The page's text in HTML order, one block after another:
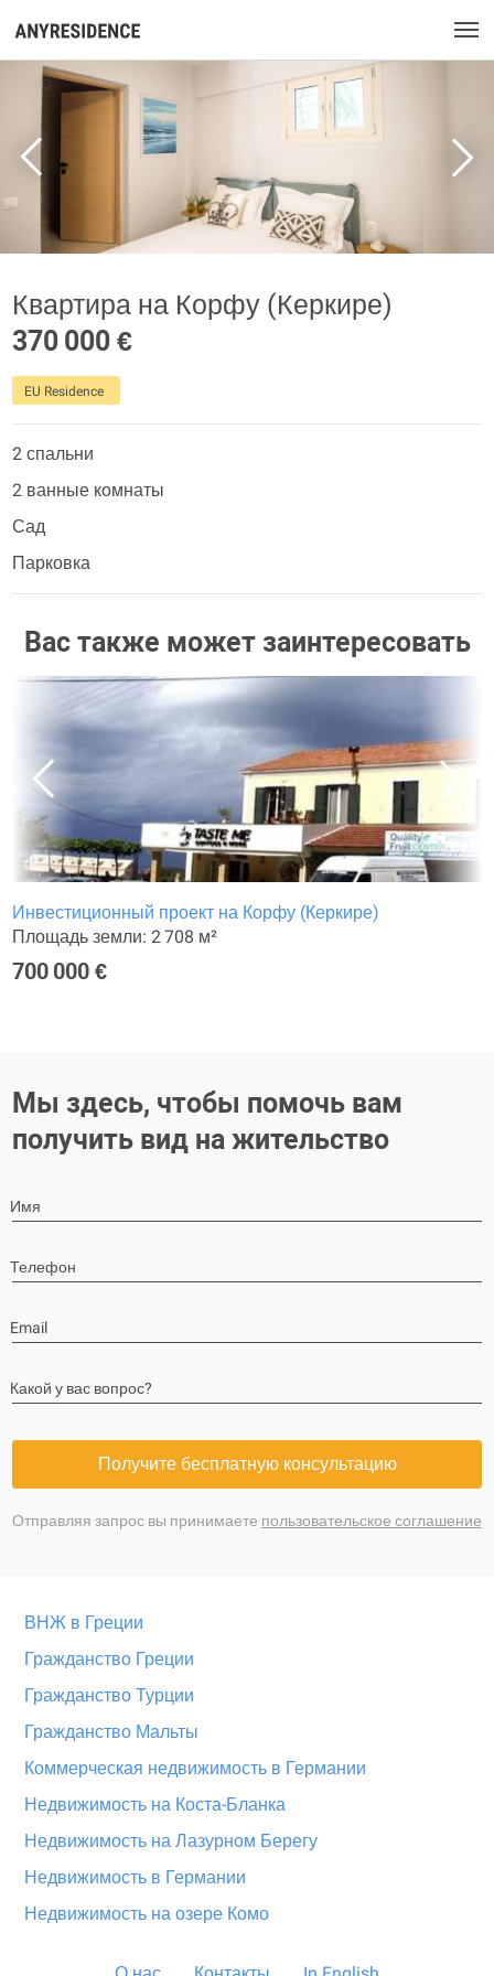
Квартира на Корфу (Керкире)
370 000 €
EU Residence
2 спальни
2 ванные комнаты
Сад
Парковка
Вас также может заинтересовать
Инвестиционный проект на Корфу (Керкире)
Площадь земли: 2 708 м²
700 000 €
Мы здесь, чтобы помочь вам
получить вид на жительство
Имя
Телефон
Email
Какой у вас вопрос?
Получите бесплатную консультацию
Отправляя запрос вы принимаете пользовательское соглашение
ВНЖ в Греции
Гражданство Греции
Гражданство Турции
Гражданство Мальты
Коммерческая недвижимость в Германии
Недвижимость на Коста-Бланка
Недвижимость на Лазурном Берегу
Недвижимость в Германии
Недвижимость на озере Комо